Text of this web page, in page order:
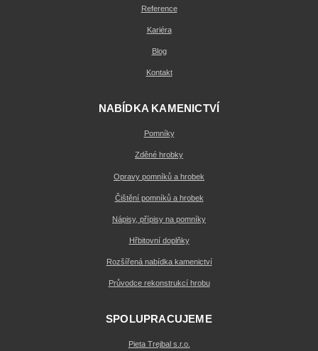
Reference
Kariéra
Blog
Kontakt
NABÍDKA KAMENICTVÍ
Pomníky
Zděné hrobky
Opravy pomníků a hrobek
Čištění pomníků a hrobek
Nápisy, přípisy na pomníky
Hřbitovní doplňky
Rozšířená nabídka kamenictví
Průvodce rekonstrukcí hrobu
SPOLUPRACUJEME
Pieta Trejbal s.r.o.